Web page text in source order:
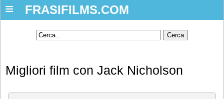
FRASIFILMS.COM
≡
Migliori film con Jack Nicholson